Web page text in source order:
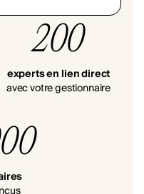
200
experts en lien direct
avec votre gestionnaire